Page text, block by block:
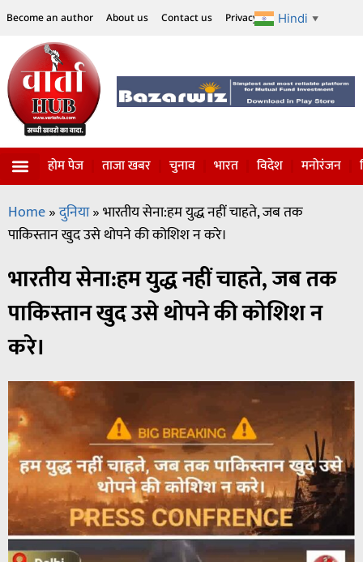
Become an author About us Contact us Privacy Policy Disclaimer
Hindi ▼
होम पेज ताजा खबर चुनाव भारत विदेश मनोरंजन
Home»दुनिया»भारतीय सेना:हम युद्ध नहीं चाहते, जब तक
पाकिस्तान खुद उसे थोपने की कोशिश न करे।
भारतीय सेना:हम युद्ध नहीं चाहते, जब तक
पाकिस्तान खुद उसे थोपने की कोशिश न
करे।